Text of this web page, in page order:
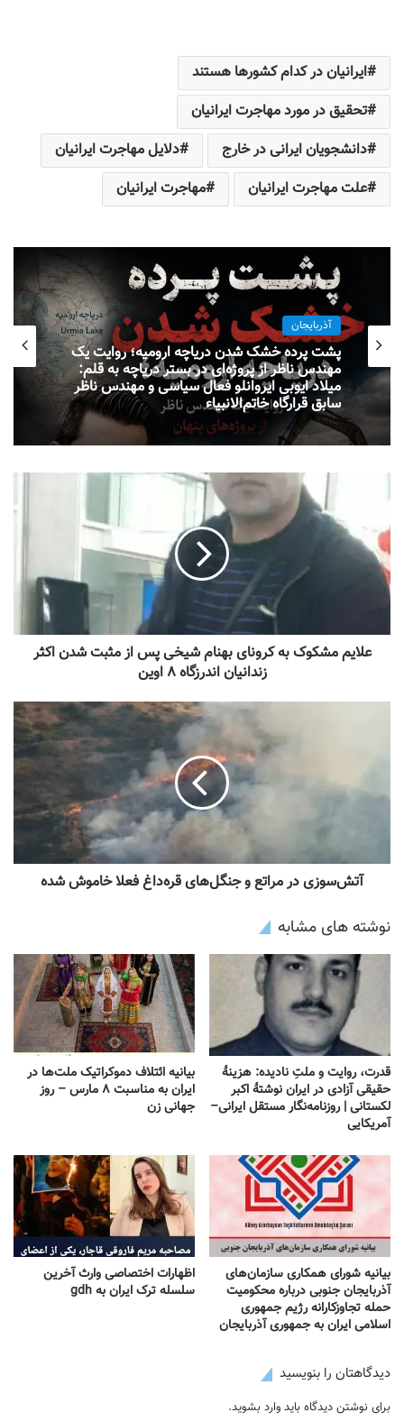
ایرانیان در کدام کشورها هستند
تحقیق در مورد مهاجرت ایرانیان
دانشجویان ایرانی در خارج
دلایل مهاجرت ایرانیان
علت مهاجرت ایرانیان
مهاجرت ایرانیان
آذربایجان
پشت پرده خشک شدن دریاچه ارومیه؛ روایت یک
مهندس ناظر از پروژه‌ای در بستر دریاچه به قلم:
میلاد ایوبی ایروانلو فعال سیاسی و مهندس ناظر
سابق قرارگاه خاتم‌الانبیاء
علایم مشکوک به کرونای بهنام شیخی پس از مثبت شدن اکثر
زندانیان اندرزگاه ۸ اوین
آتش‌سوزی در مراتع و جنگل‌های قره‌داغ فعلا خاموش شده
نوشته های مشابه
قدرت، روایت و ملتِ نادیده: هزینهٔ
حقیقی آزادی در ایران نوشتهٔ اکبر
لکستانی | روزنامه‌نگار مستقل ایرانی–
آمریکایی
بیانیه ائتلاف دموکراتیک ملت‌ها در
ایران به مناسبت ۸ مارس – روز
جهانی زن
بیانیه شورای همکاری سازمان‌های
آذربایجان جنوبی درباره محکومیت
حمله تجاوزکارانه رژیم جمهوری
اسلامی ایران به جمهوری آذربایجان
اظهارات اختصاصی وارث آخرین
سلسله ترک ایران به gdh
دیدگاهتان را بنویسید
برای نوشتن دیدگاه باید وارد بشوید.